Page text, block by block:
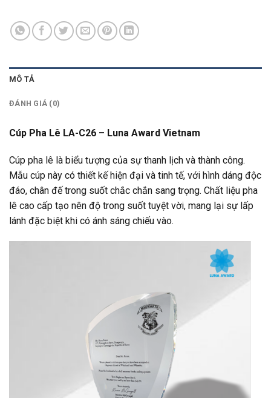
MÔ TẢ
ĐÁNH GIÁ (0)
Cúp Pha Lê LA-C26 – Luna Award Vietnam
Cúp pha lê là biểu tượng của sự thanh lịch và thành công.
Mẫu cúp này có thiết kế hiện đại và tinh tế, với hình dáng độc
đáo, chân đế trong suốt chắc chắn sang trọng. Chất liệu pha
lê cao cấp tạo nên độ trong suốt tuyệt vời, mang lại sự lấp
lánh đặc biệt khi có ánh sáng chiếu vào.